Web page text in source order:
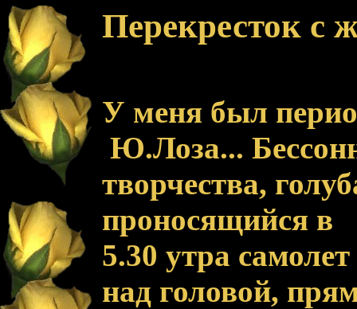
Перекресток с
У меня был
Ю.Лоза...
творчества,
проносящийся в
5.30 утра
над головой,